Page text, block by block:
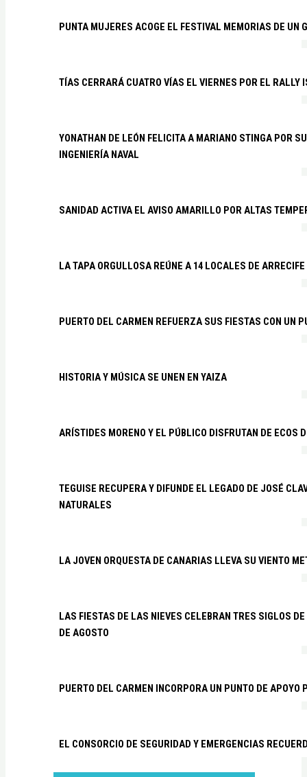
PUNTA MUJERES ACOGE EL FESTIVAL MEMORIAS DE UN
TÍAS CERRARÁ CUATRO VÍAS EL VIERNES POR EL RALLY
YONATHAN DE LEÓN FELICITA A MARIANO STINGA POR
INGENIERÍA NAVAL
SANIDAD ACTIVA EL AVISO AMARILLO POR ALTAS
LA TAPA ORGULLOSA REÚNE A 14 LOCALES DE ARRECIFE
PUERTO DEL CARMEN REFUERZA SUS FIESTAS CON UN
HISTORIA Y MÚSICA SE UNEN EN YAIZA
ARÍSTIDES MORENO Y EL PÚBLICO DISFRUTAN DE ECOS
TEGUISE RECUPERA Y DIFUNDE EL LEGADO DE JOSÉ
NATURALES
LA JOVEN ORQUESTA DE CANARIAS LLEVA SU VIENTO
LAS FIESTAS DE LAS NIEVES CELEBRAN TRES SIGLOS
DE AGOSTO
PUERTO DEL CARMEN INCORPORA UN PUNTO DE
EL CONSORCIO DE SEGURIDAD Y EMERGENCIAS